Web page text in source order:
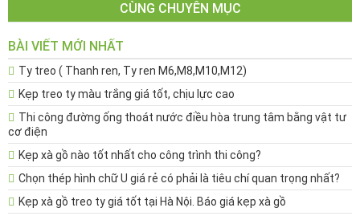
CÙNG CHUYÊN MỤC
BÀI VIẾT MỚI NHẤT
Ty treo ( Thanh ren, Ty ren M6,M8,M10,M12)
Kẹp treo ty màu trắng giá tốt, chịu lực cao
Thi công đường ống thoát nước điều hòa trung tâm bằng vật tư
cơ điện
Kẹp xà gồ nào tốt nhất cho công trình thi công?
Chọn thép hình chữ U giá rẻ có phải là tiêu chí quan trọng nhất?
Kẹp xà gồ treo ty giá tốt tại Hà Nội. Báo giá kẹp xà gồ